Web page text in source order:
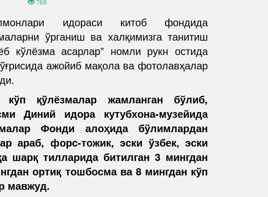
769
идораси китоб фондида
ўрганиш ва халқимизга танитиш
кўлёзма асарлар” номли рукн остида
ажойиб мақола ва фотолавҳалар
қўлёзмалар жамланган бўлиб,
Диний идора кутубхона-музейида
Фонди алоҳида бўлимлардан
араб, форс-тожик, эски ўзбек, эски
шарқ тилларида битилган 3 мингдан
ортиқ тошбосма ва 8 мингдан кўп
мавжуд.